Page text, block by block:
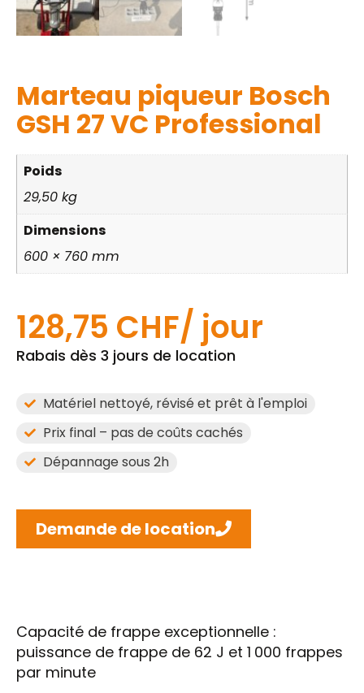
Marteau piqueur Bosch
GSH 27 VC Professional
Poids
29,50 kg
Dimensions
600 × 760 mm
128,75 CHF
Rabais dès 3 jours de location
Matériel nettoyé, révisé et prêt à l'emploi
Prix final – pas de coûts cachés
Dépannage sous 2h
Demande de location
Capacité de frappe exceptionnelle :
puissance de frappe de 62 J et 1 000 frappes
par minute